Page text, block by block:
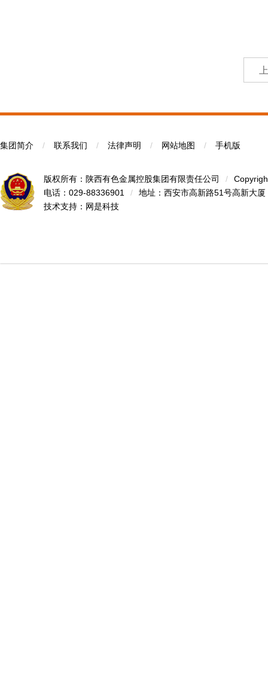
集团简介 / 联系我们 / 法律声明 / 网站地图 / 手机版
版权所有：陕西有色金属控股集团有限责任公司 /
电话：029-88336901
/
地址：西安市高新路51号高新大厦
技术支持： 网是科技